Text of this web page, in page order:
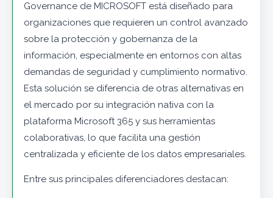
Governance de MICROSOFT está diseñado para
organizaciones que requieren un control avanzado
sobre la protección y gobernanza de la
información, especialmente en entornos con altas
demandas de seguridad y cumplimiento normativo.
Esta solución se diferencia de otras alternativas en
el mercado por su integración nativa con la
plataforma Microsoft 365 y sus herramientas
colaborativas, lo que facilita una gestión
centralizada y eficiente de los datos empresariales.
Entre sus principales diferenciadores destacan: